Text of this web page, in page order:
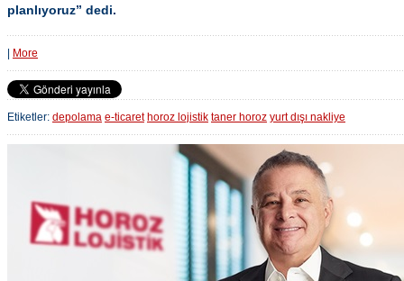
planlıyoruz” dedi.
More
Etiketler: depolama e-ticaret horoz lojistik taner horoz yurt dışı nakliye